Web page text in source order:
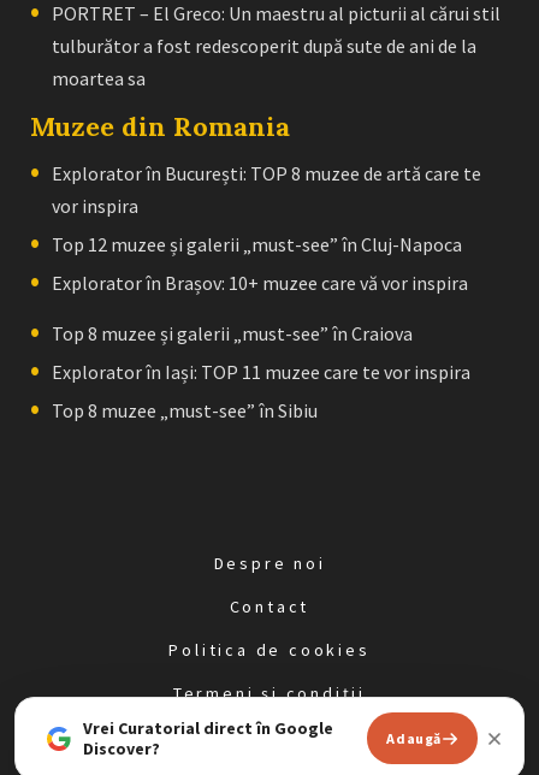
PORTRET – El Greco: Un maestru al picturii al cărui stil
tulburător a fost redescoperit după sute de ani de la
moartea sa
Muzee din Romania
Explorator în București: TOP 8 muzee de artă care te
vor inspira
Top 12 muzee și galerii „must-see” în Cluj-Napoca
Explorator în Brașov: 10+ muzee care vă vor inspira
Top 8 muzee și galerii „must-see” în Craiova
Explorator în Iași: TOP 11 muzee care te vor inspira
Top 8 muzee „must-see” în Sibiu
Despre noi
Contact
Politica de cookies
Termeni și condiții
Politica de confidențialitate
Vrei Curatorial direct în Google
Discover?
Adaugă